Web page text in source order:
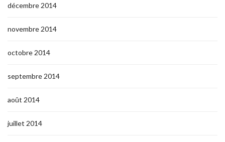
décembre 2014
novembre 2014
octobre 2014
septembre 2014
août 2014
juillet 2014